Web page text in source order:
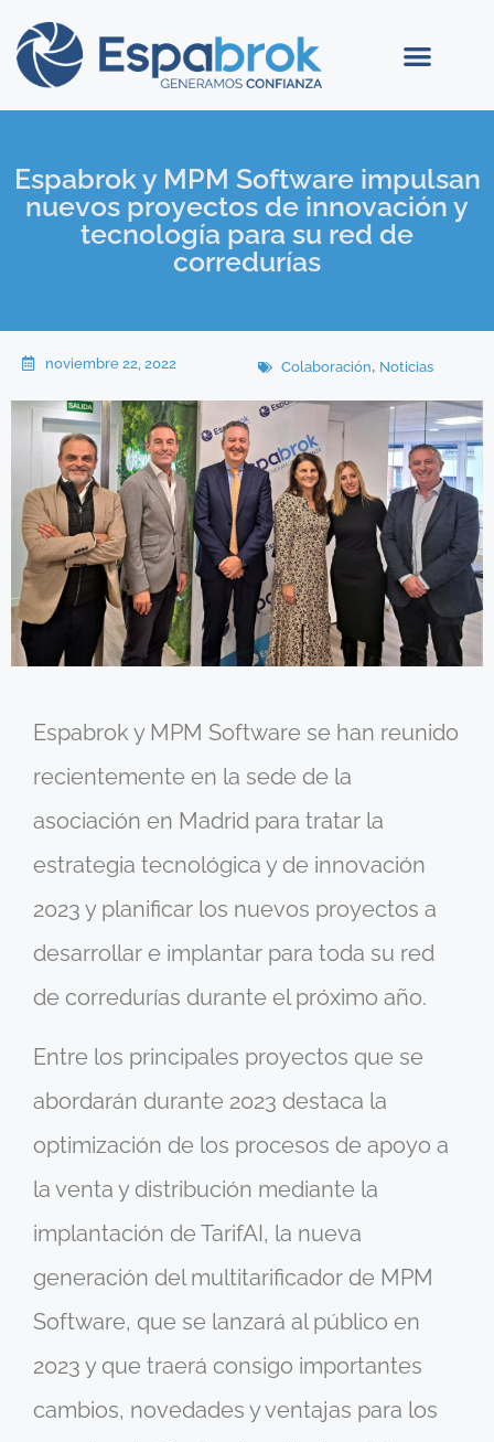
Espabrok y MPM Software impulsan
nuevos proyectos de innovación y
tecnología para su red de
corredurías
noviembre 22, 2022 Colaboración, Noticias
Espabrok y MPM Software se han reunido
recientemente en la sede de la
asociación en Madrid para tratar la
estrategia tecnológica y de innovación
2023 y planificar los nuevos proyectos a
desarrollar e implantar para toda su red
de corredurías durante el próximo año.
Entre los principales proyectos que se
abordarán durante 2023 destaca la
optimización de los procesos de apoyo a
la venta y distribución mediante la
implantación de TarifAI, la nueva
generación del multitarificador de MPM
Software, que se lanzará al público en
2023 y que traerá consigo importantes
cambios, novedades y ventajas para los